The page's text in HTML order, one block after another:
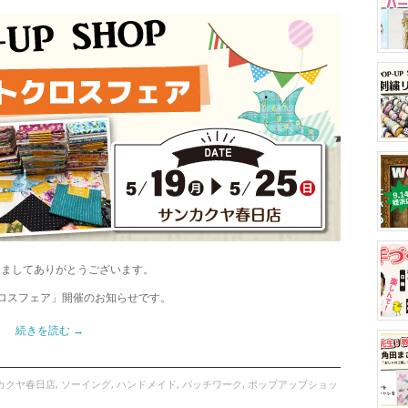
してありがとうございます。
フェア」開催のお知らせです。
続きを読む →
クヤ春日店, ソーイング, ハンドメイド, パッチワーク , ポップアップショッ